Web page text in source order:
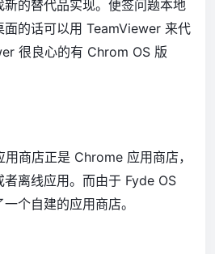
的替代品实现。便签问题本地
面的话可以用 TeamViewer 来代
很良心的有 Chrom OS 版
商店正是 Chrome 应用商店，
离线应用。而由于 Fyde OS
个自建的应用商店。